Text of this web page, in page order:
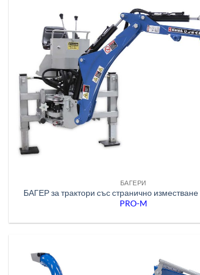
БАГЕРИ
БАГЕР за трактори със странично изместване
PRO-M